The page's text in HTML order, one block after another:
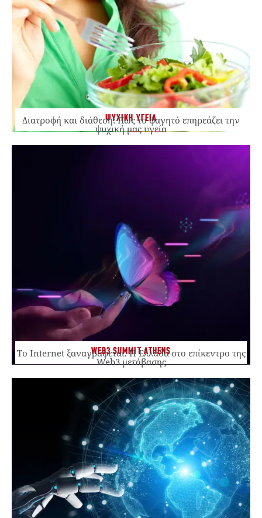
ΨΥΧΙΚΗ ΥΓΕΙΑ
Διατροφή και διάθεση: Πώς το φαγητό επηρεάζει την
ψυχική μας υγεία
WEB3 SUMMIT ATHENS
Το Internet ξαναγράφεται. Η Ελλάδα στο επίκεντρο της
Web3 μετάβασης